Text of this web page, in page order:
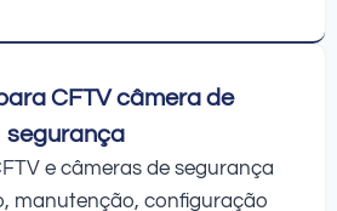
CFTV câmera de
segurança
e câmeras de segurança
manutenção, configuração